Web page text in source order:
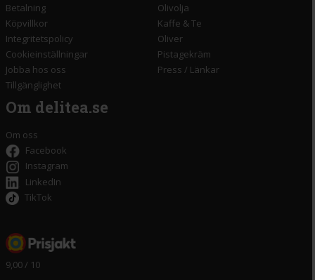
Betalning
Köpvillkor
Integritetspolicy
Cookieinställningar
Jobba hos oss
Tillgänglighet
Olivolja
Kaffe & Te
Oliver
Pistagekräm
Press / Länkar
Om delitea.se
Om oss
Facebook
Instagram
LinkedIn
TikTok
9,00 / 10